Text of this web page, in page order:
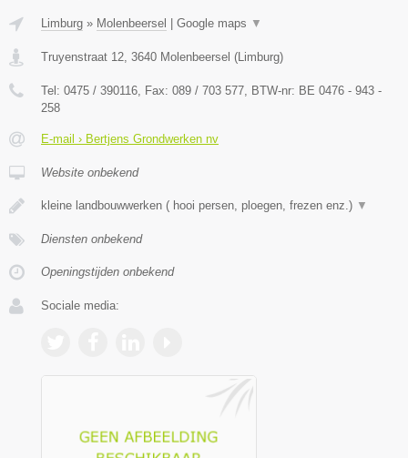
Limburg » Molenbeersel Google maps ▼
Truyenstraat 12 3640 Molenbeersel ( Limburg)
Tel: 0475 / 390116 , Fax: 089 / 703 577 , BTW-nr: BE 0476 - 943 -
258
E-mail › Bertjens Grondwerken nv
Website onbekend
kleine landbouwwerken ( hooi persen, ploegen, frezen enz.) ▼
Diensten onbekend
Openingstijden onbekend
Sociale media: